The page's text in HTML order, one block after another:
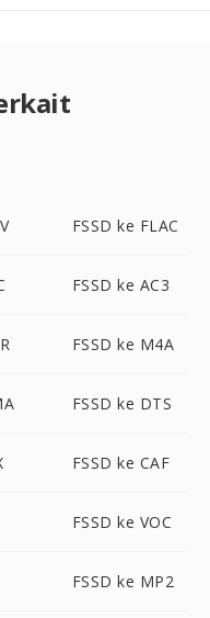
FSSD ke FLAC
FSSD ke AC3
FSSD ke M4A
FSSD ke DTS
FSSD ke CAF
FSSD ke VOC
FSSD ke MP2